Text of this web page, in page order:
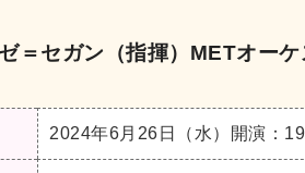
＝セガン（指揮）METオー
2024年6月26日（水） 開演：